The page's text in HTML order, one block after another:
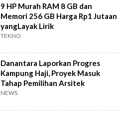
9 HP Murah RAM 8 GB dan
Memori 256 GB Harga Rp1 Jutaan
yangLayak Lirik
TEKNO
Danantara Laporkan Progres
Kampung Haji, Proyek Masuk
Tahap Pemilihan Arsitek
NEWS